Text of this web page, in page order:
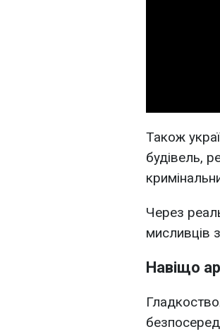
Також
будівель,
Через
мисливців
Навіщо